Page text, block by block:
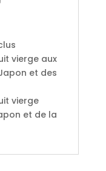
vierge aux
et des
vierge
et de la